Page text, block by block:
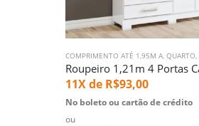
COMPRIMENTO ATÉ 1,95M A QUARTO
11X de R$93,00
No boleto ou cartão de crédito
ou